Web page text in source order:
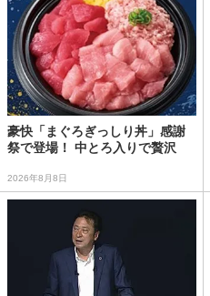
豪快「まぐろぎっしり丼」感謝
祭で登場！ 中とろ入りで贅沢
2026年8月8日